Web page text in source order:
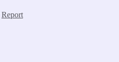
Report